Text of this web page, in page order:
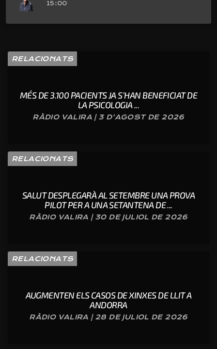
15:00
RELACIONATS
MÉS DE 3.100 PACIENTS JA S’HAN BENEFICIAT DE
LA PSICOLOGIA ...
RÀDIO VALIRA | 3 D'AGOST DE 2026
RELACIONATS
SALUT DESPLEGARÀ AL SETEMBRE UNA PROVA
PILOT PER A UNA SETANTENA DE ...
RÀDIO VALIRA | 30 DE JULIOL DE 2026
RELACIONATS
AUGMENTEN ELS CASOS DE XINXES DE LLIT A
ANDORRA
RÀDIO VALIRA | 28 DE JULIOL DE 2026